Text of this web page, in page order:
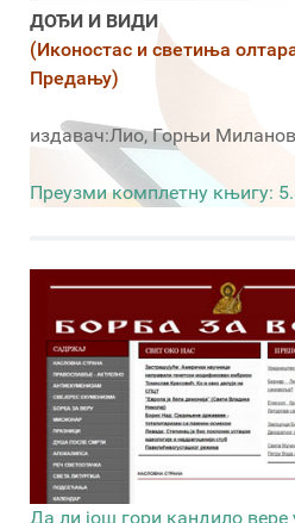
ДОЂИ И ВИДИ
(Иконостас и светиња
Предању)
издавач:Лио, Горњи
Преузми комплетну књигу:
Да ли још гори кандило вере